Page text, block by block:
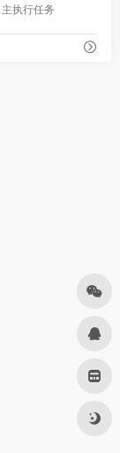
执行任务